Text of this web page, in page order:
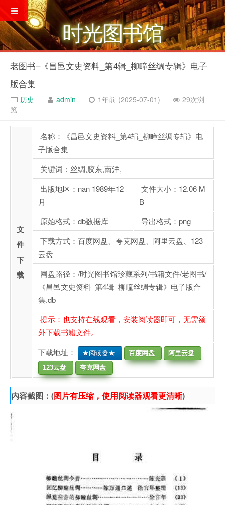
时光图书馆
老图书–《昌邑文史资料_第4辑_柳疃丝绸专辑》电子
版合集
历史 admin 1年前 (2025-07-01)
29次浏
览
文
件
下
载
名称：《昌邑文史资料_第4辑_柳疃丝绸专辑》电
子版合集
关键词：丝绸,胶东,南洋,
出版地区：nan 1989年12
月
文件大小：12.06 M
B
原始格式：db数据库
导出格式：png
下载方式：百度网盘、夸克网盘、阿里云盘、123
云盘
网盘路径：/时光图书馆珍藏系列/书籍文件/老图书/
《昌邑文史资料_第4辑_柳疃丝绸专辑》电子版合
集.db
提示：也支持在线观看，安装阅读器即可，无需额
外下载书籍文件。
下载地址：
★阅读器★ 百度网盘
阿里云盘
123云盘
夸克网盘
内容截图：(图片有压缩，使用阅读器观看更清晰)